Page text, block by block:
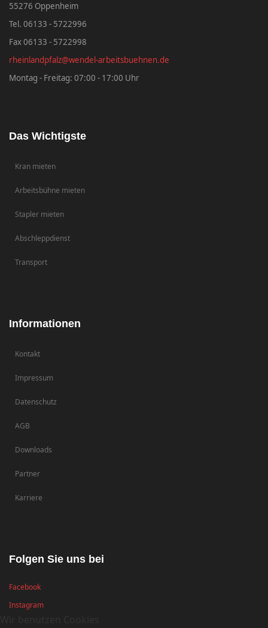
55276 Oppenheim
Tel. 06133 - 5722996
Fax 06133 - 5722998
rheinlandpfalz@wendel-arbeitsbuehnen.de
Montag - Freitag: 07:00 - 17:00 Uhr
Das Wichtigste
Kran mieten
Arbeitsbühne mieten
Stapler mieten
Abschleppdienst
Transport
Informationen
Kontakt
Impressum
Datenschutz
AGB
Downloads
Partner
Karriere
Folgen Sie uns bei
Facebook
Instagram